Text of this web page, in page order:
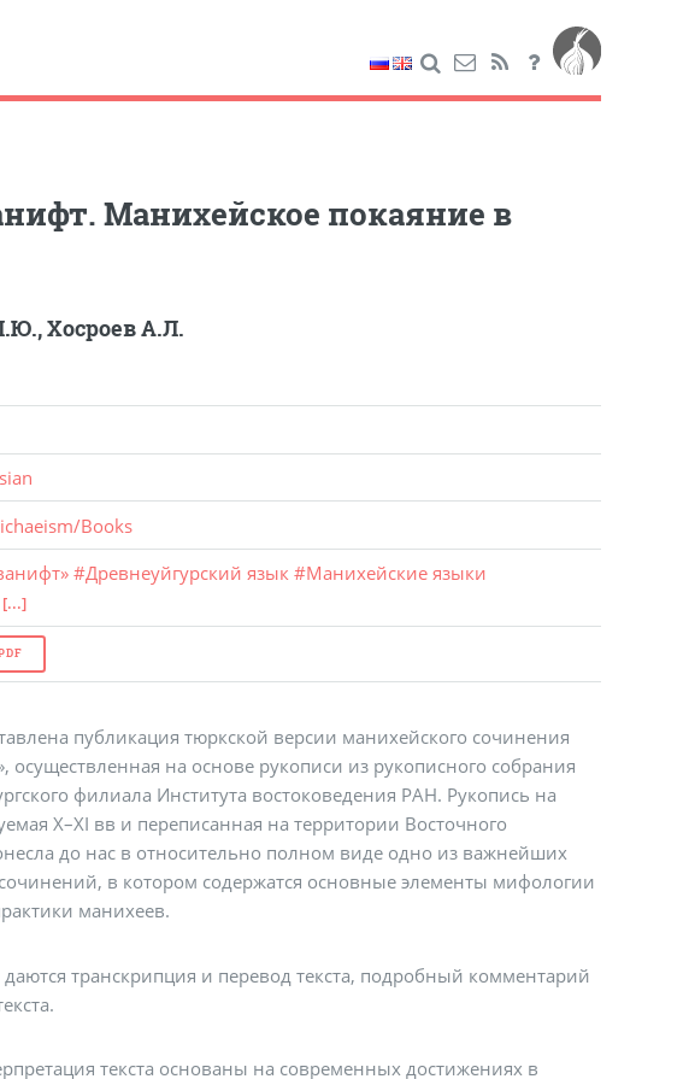
Манихейское покаяние в
,Хосроев А.Л.
/Books
#Древнеуйгурский язык #Манихейские языки
[...]
публикация тюркской версии манихейского сочинения
осуществленная на основе рукописи из рукописного собрания
филиала Института востоковедения РАН. Рукопись на
X–XI вв и переписанная на территории Восточного
до нас в относительно полном виде одно из важнейших
в котором содержатся основные элементы мифологии
манихеев.
транскрипция и перевод текста, подробный комментарий
текста основаны на современных достижениях в